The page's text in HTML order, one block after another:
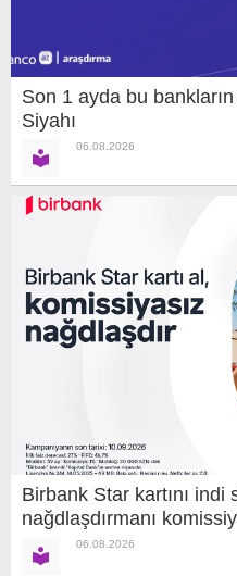
Son 1 ayda bu
Siyahı
06.08.2026
Birbank Star kartını indi
nağdlaşdırmanı
06.08.2026